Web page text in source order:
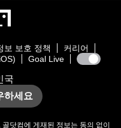
보 보호 정책
커리어
Goal Live
국
하세요
닷컴에 게재된 정보는 동의 없이